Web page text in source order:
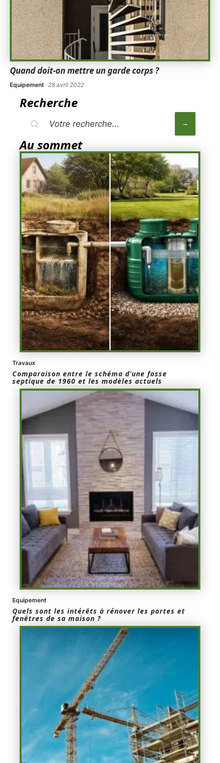
Quand doit-on mettre un garde corps ?
Equipement 28 avril 2022
Recherche
Au sommet
Travaux
Comparaison entre le schéma d’une fosse
septique de 1960 et les modèles actuels
Equipement
Quels sont les intérêts à rénover les portes et
fenêtres de sa maison ?